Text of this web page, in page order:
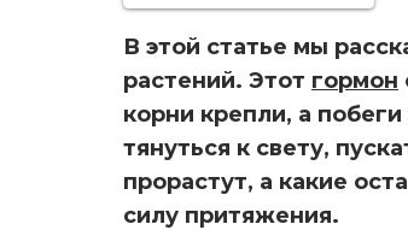
В этой статье мы
растений. Этот гормон
корни крепли, а
тянуться к свету,
прорастут, а какие
силу притяжения.